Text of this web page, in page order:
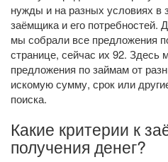
нужды и на разных условиях в
заёмщика и его потребностей.
мы собрали все предложения
странице, сейчас их 92. Здесь
предложения по займам от
искомую сумму, срок или
поиска.
Какие критерии к
получения денег?